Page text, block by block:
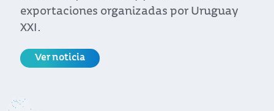
exportaciones organizadas por Uruguay
XXI.
Ver noticia